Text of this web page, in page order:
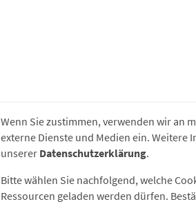
Wenn Sie zustimmen, verwenden wir an
externe Dienste und Medien ein. Weitere
unserer Datenschutzerklärung.
Bitte wählen Sie nachfolgend, welche
Ressourcen geladen werden dürfen.